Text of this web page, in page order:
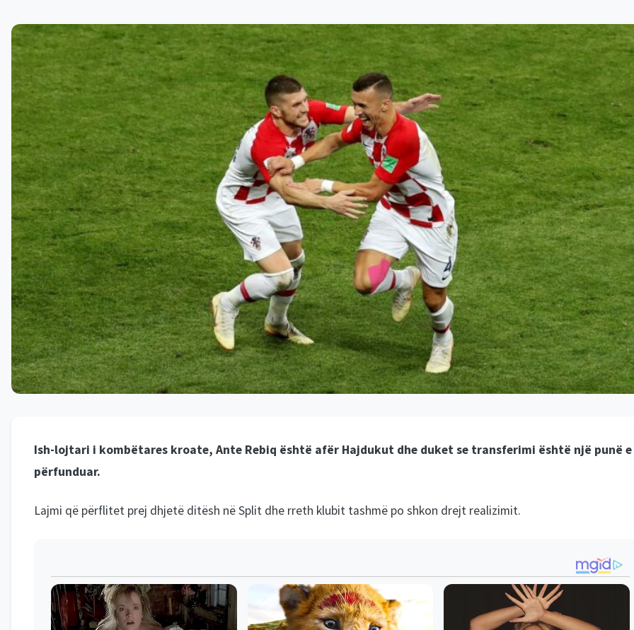
Ish-lojtari i kombëtares kroate, Ante Rebiq është afër Hajdukut dhe duket se transferimi është një punë e
përfunduar.
Lajmi që përflitet prej dhjetë ditësh në Split dhe rreth klubit tashmë po shkon drejt realizimit.